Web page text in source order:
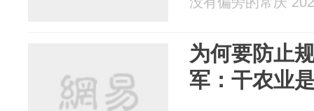
为何要防止
军：干农业